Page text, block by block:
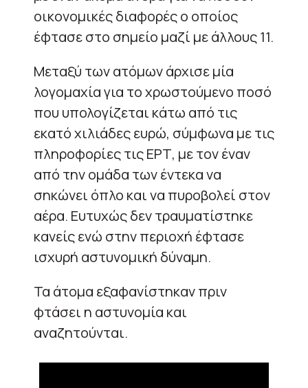
οικονομικές διαφορές ο οποίος
έφτασε στο σημείο μαζί με άλλους 11.
Μεταξύ των ατόμων άρχισε μία
λογομαχία για το χρωστούμενο ποσό
που υπολογίζεται κάτω από τις
εκατό χιλιάδες ευρώ, σύμφωνα με τις
πληροφορίες τις ΕΡΤ, με τον έναν
από την ομάδα των έντεκα να
σηκώνει όπλο και να πυροβολεί στον
αέρα. Ευτυχώς δεν τραυματίστηκε
κανείς ενώ στην περιοχή έφτασε
ισχυρή αστυνομική δύναμη.
Τα άτομα εξαφανίστηκαν πριν
φτάσει η αστυνομία και
αναζητούνται.